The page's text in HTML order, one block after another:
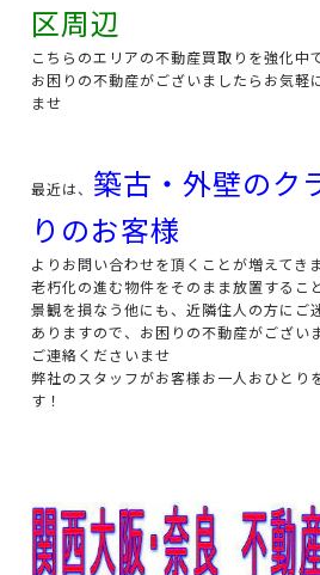
区周辺
こちらのエリアの不動産買取りを強化中
お困りの不動産がございましたらお気軽
ませ
最近は、 築古・外壁のク
りのお客様
よりお問い合わせを頂くことが増えてき
老朽化の進む物件をそのまま放置するこ
景観を損なう他にも、近隣住人の方にご
ありますので、お困りの不動産がござい
ご連絡くださいませ
弊社のスタッフがお客様お一人おひとり
す！